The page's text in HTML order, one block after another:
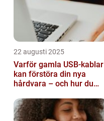
22 augusti 2025
Varför gamla USB-kablar
kan förstöra din nya
hårdvara – och hur du